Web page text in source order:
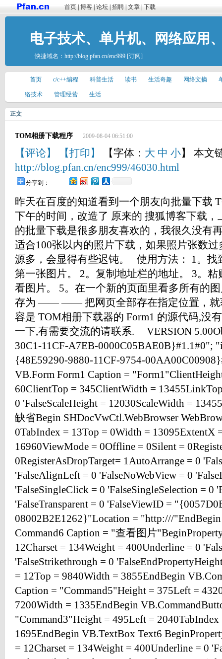
首页 博客 论坛 招聘 文章 下载
电子技术、单片机、网络应用
快捷域名： http://blog.pfan.cn/enc999 [订阅]
首页 c/c++编程 科普生活 读书 生活奇趣 网络文摘
络技术 管理经营 生活
正文
TOM相册下载程序 2009-08-04 06:51:00
【评论】 【打印】 【字体： 大 中 小】 本文
http://blog.pfan.cn/enc999/46030.html
分享到：
昨天在百度的知道看到一个朋友向批量下载
下午的时间，改造了 原来的 搜狐博客下载
的批量下载是很多朋友喜欢的，我很久没有
适合100张以内的照片下载，如果照片张数
源多，会显得有些迟钝。 使用方法： 1。找
第一张图片。 2。复制地址栏的地址。 3。
看图片。 5。在一个新的页面里看多所有的
存为 —— —— 把网页全部存在指定位置，就
容是 TOM相册下载器的 Form1 的源代码,没
一下,有需要交流的请联系. VERSION
30C1-11CF-A7EB-0000C05BAE0B}#1.1#0";
{48E59290-9880-11CF-9754-
VB.Form Form1 Caption =
60ClientTop = 345ClientWidth =
0 'FalseScaleHeight = 12030ScaleWidth =
缺省Begin SHDocVwCtl.WebBrowser
0TabIndex = 13Top = 0Width = 13095ExtentX
16960ViewMode = 0Offline = 0Silent =
0RegisterAsDropTarget= 1AutoArrange = 0
'FalseAlignLeft = 0 'FalseNoWebView = 0
'FalseSingleClick = 0 'FalseSingleSelection = 0
'FalseTransparent = 0 'FalseViewID =
08002B2E1262}"Location = "http:///
Command6 Caption = "查看图片
12Charset = 134Weight = 400Underline = 0
'FalseStrikethrough = 0
= 12Top = 9840Width = 3855EndBegin
Caption = "Command5"Height = 375Left =
7200Width = 1335EndBegin
"Command3"Height = 495Left =
1695EndBegin VB.TextBox Text6
= 12Charset = 134Weight = 400Underline = 0